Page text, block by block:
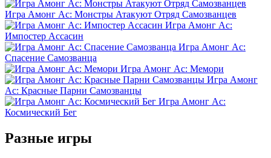
Игра Амонг Ас: Монстры Атакуют Отряд Самозванцев
Игра Амонг Ас:
Импостер Ассасин
Игра Амонг Ас:
Спасение Самозванца
Игра Амонг Ас: Мемори
Игра Амонг
Ас: Красные Парни Самозванцы
Игра Амонг Ас:
Космический Бег
Разные игры